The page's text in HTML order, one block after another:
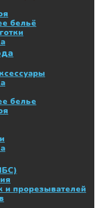
бельё
белье
прорезывателей